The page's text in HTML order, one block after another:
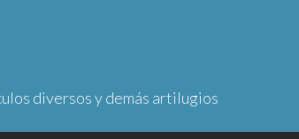
diversos y demás artilugios